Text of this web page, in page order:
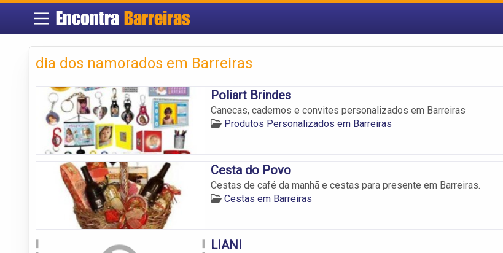
Encontra Barreiras
dia dos namorados em Barreiras
Poliart Brindes
Canecas, cadernos e convites personalizados em Barreiras
Produtos Personalizados em Barreiras
Cesta do Povo
Cestas de café da manhã e cestas para presente em Barreiras.
Cestas em Barreiras
LIANI